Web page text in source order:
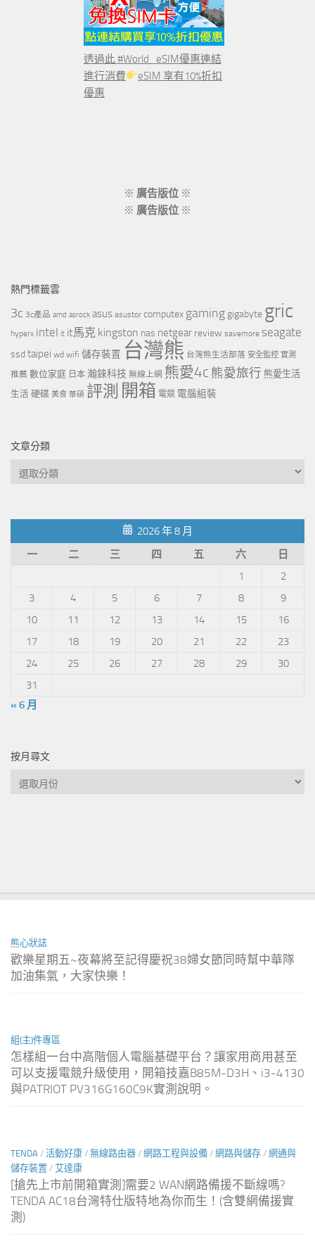
透過此 #World_eSIM優惠連結
進行消費
eSIM 享有10%折扣
優惠
※ 廣告版位 ※
※ 廣告版位 ※
熱門標籤雲
3c 3c產品 amd asrock asus asustor computex gaming gigabyte gric
hyperx intel it it馬克 kingston nas netgear review savemore seagate
ssdtaipei wd wifi 儲存裝置 台灣熊 台灣熊生活部落 安全監控 實測
推薦 數位家庭 日本 瀚錸科技 無線上網 熊愛4c 熊愛旅行 熊愛生活
生活 硬碟 美食 華碩 評測 開箱 電競 電腦組裝
文章分類
文
類
2026 年 8 月
一
二 三 四 五 六
日
1
2
3
4 5 6 7 8
9
10
11 12 13 14 15
16
17
18 19 20 21 22
23
24
25 26 27 28 29
30
31
« 6 月
按月尋文
按
熊心狀誌
歡樂星期五~夜幕將至記得慶祝38婦女節同時幫中華隊
加油集氣，大家快樂！
組(主)件專區
怎樣組一台中高階個人電腦基礎平台？讓家用商用甚至
可以支援電競升級使用，開箱技嘉B85M-D3H、i3-4130
與PATRIOT PV316G160C9K實測說明。
TENDA / 活動好康 / 無線路由器 / 網路工程與設備 / 網路與儲存 / 網通與
儲存裝置 / 艾達康
[搶先上市前開箱實測]需要2 WAN網路備援不斷線嗎?
TENDA AC18台灣特仕版特地為你而生！(含雙網備援實
測)